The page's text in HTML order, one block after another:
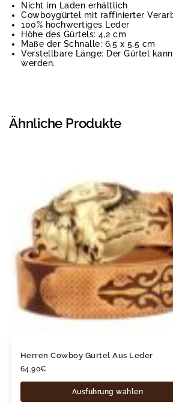
Nicht im Laden erhältlich
Cowboygürtel mit raffinierter
100% hochwertiges Leder
Höhe des Gürtels: 4,2 cm
Maße der Schnalle: 6,5 x 5,5 cm
Verstellbare Länge: Der Gürtel
werden.
Ähnliche Produkte
Herren Cowboy Gürtel Aus Leder
64,90€
Ausführung wählen